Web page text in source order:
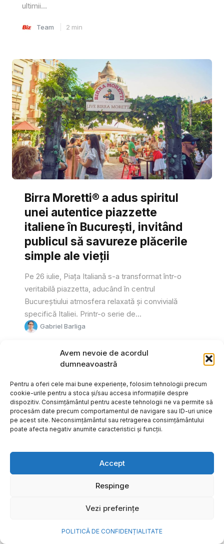
Avem nevoie de acordul
dumneavoastră
Pentru a oferi cele mai bune experiențe, folosim tehnologii precum
cookie-urile pentru a stoca și/sau accesa informațiile despre
dispozitiv. Consimțământul pentru aceste tehnologii ne va permite să
procesăm date precum comportamentul de navigare sau ID-uri unice
pe acest site. Neconsimțământul sau retragerea consimțământului
poate afecta negativ anumite caracteristici și funcții.
Accept
Respinge
Vezi preferințe
POLITICĂ DE CONFIDENȚIALITATE
ultimii...
Team 2 min
Birra Moretti® a adus spiritul
unei autentice piazzette
italiene în București, invitând
publicul să savureze plăcerile
simple ale vieții
Pe 26 iulie, Piața Italiană s-a transformat într-o
veritabilă piazzetta, aducând în centrul
Bucureștiului atmosfera relaxată și convivială
specifică Italiei. Printr-o serie de...
Gabriel Barliga
frumoase amintiri ale verii într-
o bijuterie Pandora pe care o